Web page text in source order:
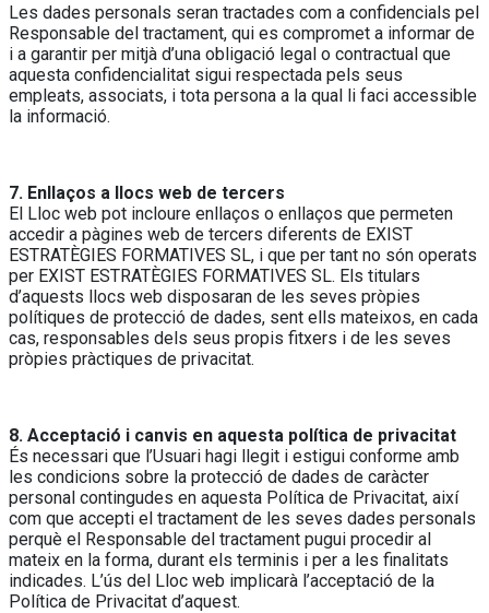
Les dades personals seran tractades com a confidencials pel
Responsable del tractament, qui es compromet a informar de
i a garantir per mitjà d’una obligació legal o contractual que
aquesta confidencialitat sigui respectada pels seus
empleats, associats, i tota persona a la qual li faci accessible
la informació.
7. Enllaços a llocs web de tercers
El Lloc web pot incloure enllaços o enllaços que permeten
accedir a pàgines web de tercers diferents de EXIST
ESTRATÈGIES FORMATIVES SL, i que per tant no són operats
per EXIST ESTRATÈGIES FORMATIVES SL. Els titulars
d’aquests llocs web disposaran de les seves pròpies
polítiques de protecció de dades, sent ells mateixos, en cada
cas, responsables dels seus propis fitxers i de les seves
pròpies pràctiques de privacitat.
8. Acceptació i canvis en aquesta política de privacitat
És necessari que l’Usuari hagi llegit i estigui conforme amb
les condicions sobre la protecció de dades de caràcter
personal contingudes en aquesta Política de Privacitat, així
com que accepti el tractament de les seves dades personals
perquè el Responsable del tractament pugui procedir al
mateix en la forma, durant els terminis i per a les finalitats
indicades. L’ús del Lloc web implicarà l’acceptació de la
Política de Privacitat d’aquest.